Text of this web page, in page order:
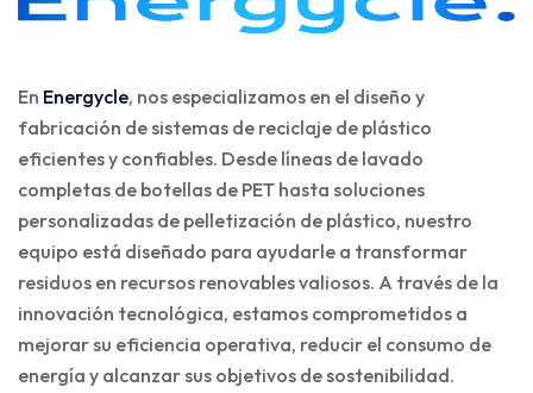
En Energycle, nos especializamos en el diseño y
fabricación de sistemas de reciclaje de plástico
eficientes y confiables. Desde líneas de lavado
completas de botellas de PET hasta soluciones
personalizadas de pelletización de plástico, nuestro
equipo está diseñado para ayudarle a transformar
residuos en recursos renovables valiosos. A través de la
innovación tecnológica, estamos comprometidos a
mejorar su eficiencia operativa, reducir el consumo de
energía y alcanzar sus objetivos de sostenibilidad.